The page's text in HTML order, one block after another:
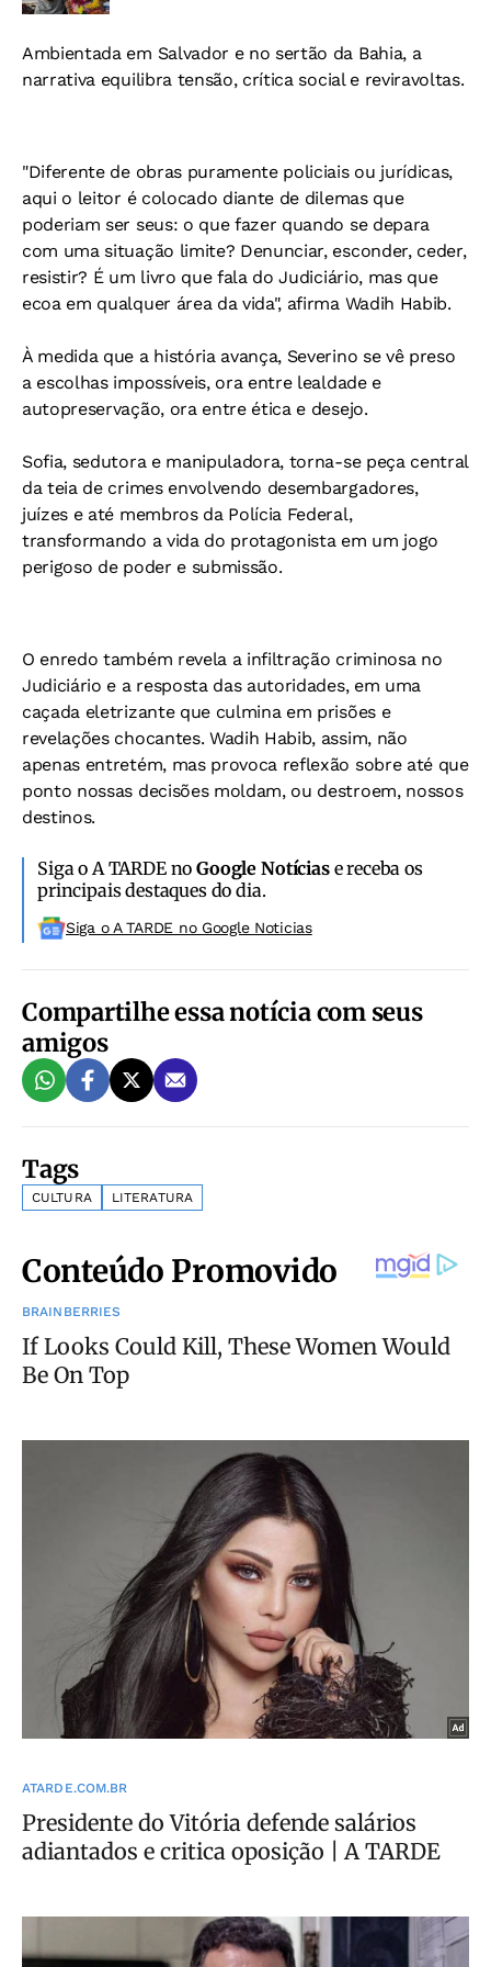
Ambientada em Salvador e no sertão da Bahia, a
narrativa equilibra tensão, crítica social e reviravoltas.
"Diferente de obras puramente policiais ou jurídicas,
aqui o leitor é colocado diante de dilemas que
poderiam ser seus: o que fazer quando se depara
com uma situação limite? Denunciar, esconder, ceder,
resistir? É um livro que fala do Judiciário, mas que
ecoa em qualquer área da vida", afirma Wadih Habib.
À medida que a história avança, Severino se vê preso
a escolhas impossíveis, ora entre lealdade e
autopreservação, ora entre ética e desejo.
Sofia, sedutora e manipuladora, torna-se peça central
da teia de crimes envolvendo desembargadores,
juízes e até membros da Polícia Federal,
transformando a vida do protagonista em um jogo
perigoso de poder e submissão.
O enredo também revela a infiltração criminosa no
Judiciário e a resposta das autoridades, em uma
caçada eletrizante que culmina em prisões e
revelações chocantes. Wadih Habib, assim, não
apenas entretém, mas provoca reflexão sobre até que
ponto nossas decisões moldam, ou destroem, nossos
destinos.
Siga o A TARDE noGoogle Notíciase receba os
principais destaques do dia.
Siga o A TARDE no Google Noticias
Compartilhe essa notícia com seus
amigos
Tags
CULTURA LITERATURA